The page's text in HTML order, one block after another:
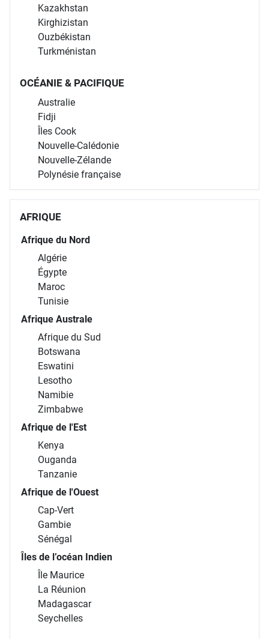
Kazakhstan
Kirghizistan
Ouzbékistan
Turkménistan
OCÉANIE & PACIFIQUE
Australie
Fidji
Îles Cook
Nouvelle-Calédonie
Nouvelle-Zélande
Polynésie française
AFRIQUE
Afrique du Nord
Algérie
Égypte
Maroc
Tunisie
Afrique Australe
Afrique du Sud
Botswana
Eswatini
Lesotho
Namibie
Zimbabwe
Afrique de l'Est
Kenya
Ouganda
Tanzanie
Afrique de l'Ouest
Cap-Vert
Gambie
Sénégal
Îles de l’océan Indien
Île Maurice
La Réunion
Madagascar
Seychelles